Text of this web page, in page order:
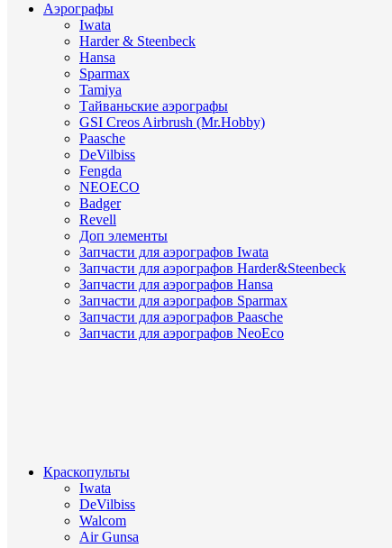
Аэрографы
Iwata
Harder & Steenbeck
Hansa
Sparmax
Tamiya
Тайваньские аэрографы
GSI Creos Airbrush (Mr.Hobby)
Paasche
DeVilbiss
Fengda
NEOECO
Badger
Revell
Доп элементы
Запчасти для аэрографов Iwata
Запчасти для аэрографов Harder&Steenbeck
Запчасти для аэрографов Hansa
Запчасти для аэрографов Sparmax
Запчасти для аэрографов Paasche
Запчасти для аэрографов NeoEco
Краскопульты
Iwata
DeVilbiss
Walcom
Air Gunsa